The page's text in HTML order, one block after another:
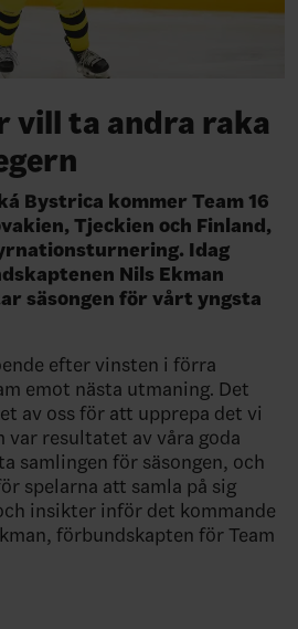
vill ta andra raka
Bystrica kommer Team 16
Tjeckien och Finland,
Idag
Nils Ekman
säsongen för vårt yngsta
efter vinsten i förra
emot nästa utmaning. Det
av oss för att upprepa det vi
var resultatet av våra goda
samlingen för säsongen, och
spelarna att samla på sig
insikter inför det kommande
förbundskapten för Team